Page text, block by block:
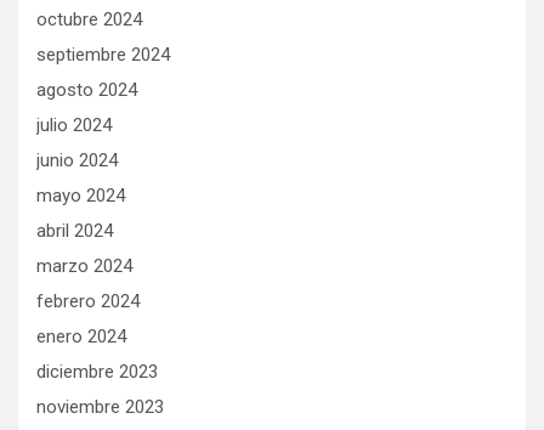
octubre 2024
septiembre 2024
agosto 2024
julio 2024
junio 2024
mayo 2024
abril 2024
marzo 2024
febrero 2024
enero 2024
diciembre 2023
noviembre 2023